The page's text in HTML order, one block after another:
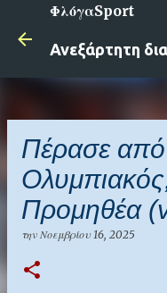
Μετάβαση
ΦλόγαSport
Ανεξάρτητη
Πέρασε
Προμηθέα
την Νοεμβρίου 16, 2025